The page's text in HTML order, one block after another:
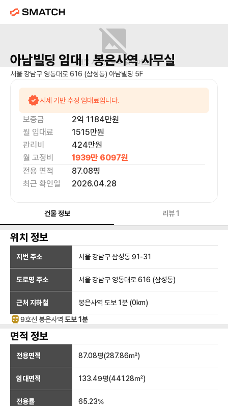
매물 사진을 준비 중이에요.
아남빌딩 임대 | 봉은사역사무실
서울 강남구 영동대로 616 (삼성동) 아남빌딩 5F
시세 기반 추정 임대료입니다.
보증금 2억 1184만원
월 임대료
1515만원
관리비
424만원
월 고정비
1939만 6097원
전용 면적
87.08평
최근 확인일
2026.04.28
건물 정보 리뷰1
위치 정보
지번 주소 서울 강남구 삼성동 91-31
도로명 주소 서울 강남구 영동대로 616 (삼성동)
근처 지하철 봉은사역 도보 1분 (0km)
9호선 봉은사역 도보 1분
면적 정보
전용면적 87.08평(287.86㎡)
임대면적 133.49평(441.28㎡)
전용률 65.23%